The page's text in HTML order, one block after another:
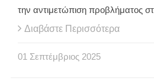
την αντιμετώπιση προβλήματος
Διαβάστε Περισσότερα
01 Σεπτέμβριος 2025